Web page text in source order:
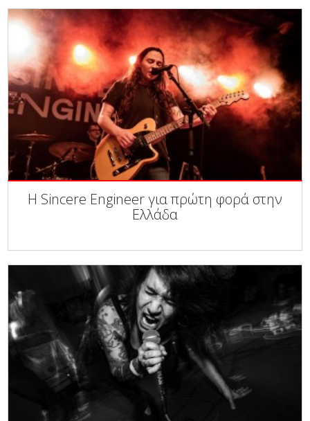
Η Sincere Engineer για πρώτη φορά στην
Ελλάδα